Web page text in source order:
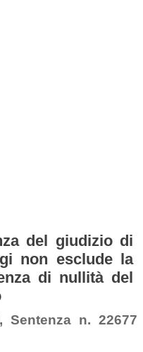
del giudizio di
non esclude la
di nullità del
Sentenza n. 22677